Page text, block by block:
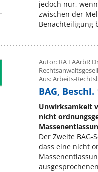
jedoch nur,
zwischen der
Benachteiligung
Autor: RA FAArbR
Aus: Arbeits-
BAG, Beschl.
Unwirksamkeit
nicht
Der Zweite
dass eine nicht